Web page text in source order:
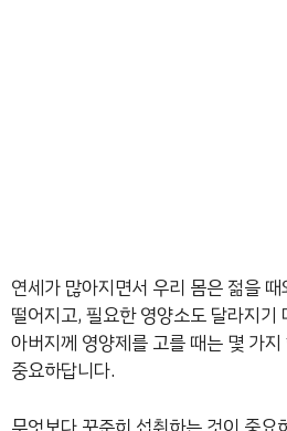
연세가 많아지면서 우리 몸은 젊을
떨어지고, 필요한 영양소도 달라지
아버지께 영양제를 고를 때는 몇 가
중요하답니다.